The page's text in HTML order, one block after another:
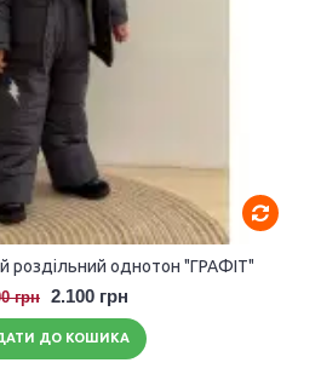
роздільний однотон "ГРАФІТ"
грн 2.100 грн
ДО КОШИКА